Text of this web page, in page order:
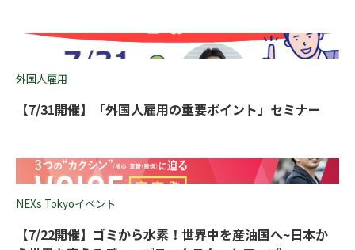
外国人雇用
【7/31開催】「外国人雇用の重要ポイント」セミナー
NEXs Tokyoイベント
【7/22開催】ゴミから水素！世界中を産油国へ~日本か